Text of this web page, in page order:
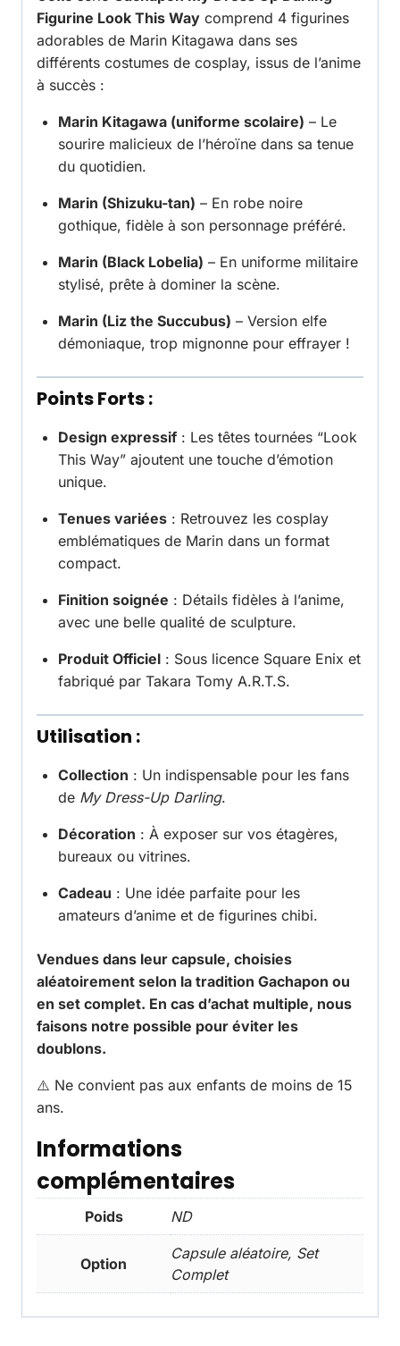
Figurine Look This Way comprend 4 figurines
adorables de Marin Kitagawa dans ses
différents costumes de cosplay, issus de l’anime
à succès :
Marin Kitagawa (uniforme scolaire) – Le
sourire malicieux de l’héroïne dans sa tenue
du quotidien.
Marin (Shizuku-tan) – En robe noire
gothique, fidèle à son personnage préféré.
Marin (Black Lobelia) – En uniforme militaire
stylisé, prête à dominer la scène.
Marin (Liz the Succubus) – Version elfe
démoniaque, trop mignonne pour effrayer !
Points Forts :
Design expressif : Les têtes tournées “Look
This Way” ajoutent une touche d’émotion
unique.
Tenues variées : Retrouvez les cosplay
emblématiques de Marin dans un format
compact.
Finition soignée : Détails fidèles à l’anime,
avec une belle qualité de sculpture.
Produit Officiel : Sous licence Square Enix et
fabriqué par Takara Tomy A.R.T.S.
Utilisation :
Collection : Un indispensable pour les fans
de My Dress-Up Darling.
Décoration : À exposer sur vos étagères,
bureaux ou vitrines.
Cadeau : Une idée parfaite pour les
amateurs d’anime et de figurines chibi.
Vendues dans leur capsule, choisies
aléatoirement selon la tradition Gachapon ou
en set complet. En cas d’achat multiple, nous
faisons notre possible pour éviter les
doublons.
⚠️ Ne convient pas aux enfants de moins de 15
ans.
Informations
complémentaires
Poids ND
Option
Capsule aléatoire, Set
Complet